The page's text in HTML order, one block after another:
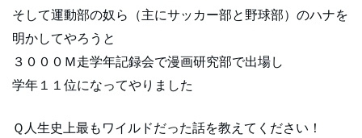
そして運動部の奴ら（主にサッカー部と野球部）のハナを
明かしてやろうと
３０００Ｍ走学年記録会で漫画研究部で出場し
学年１１位になってやりました
Ｑ人生史上最もワイルドだった話を教えてください！